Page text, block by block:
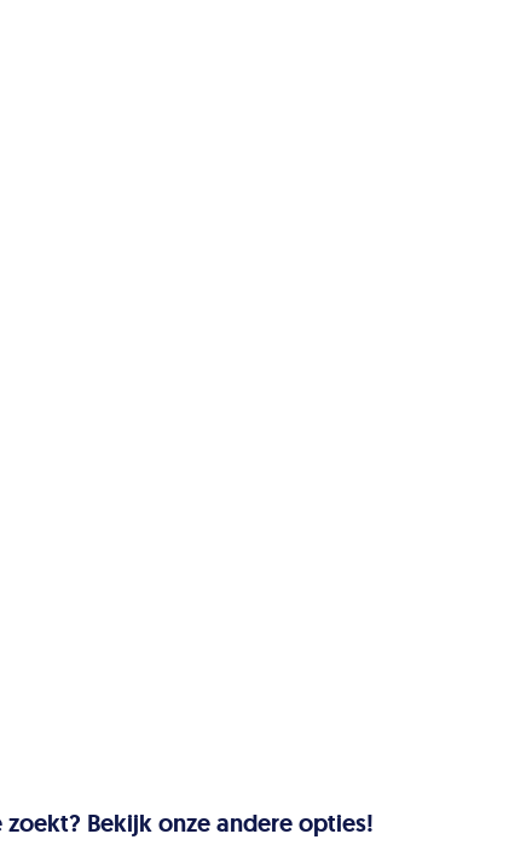
Bekijk onze andere opties!